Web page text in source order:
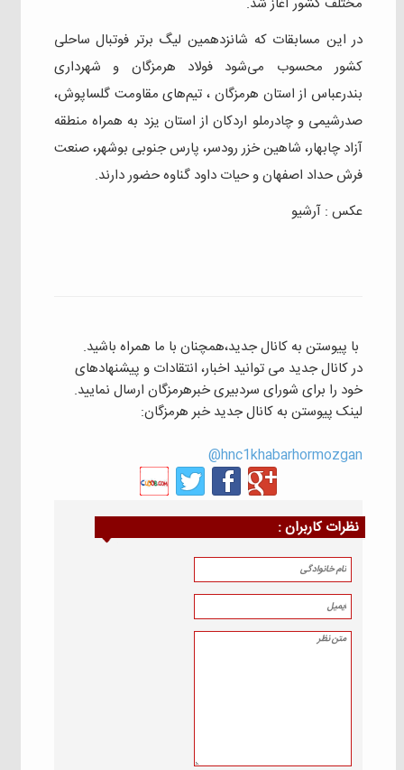
در این مسابقات که شانزدهمین لیگ برتر فوتبال ساحلی
کشور محسوب می‌شود فولاد هرمزگان و شهرداری
بندرعباس از استان هرمزگان ، تیم‌های مقاومت گلساپوش،
صدرشیمی و چادرملو اردکان از استان یزد به همراه منطقه
آزاد چابهار، شاهین خزر رودسر، پارس جنوبی بوشهر، صنعت
فرش حداد اصفهان و حیات داود گناوه حضور دارند.
عکس : آرشیو
با پیوستن به کانال جدید،همچنان با ما همراه باشید.
در کانال جدید می توانید اخبار، انتقادات و پیشنهادهای
خود را برای شورای سردبیری خبرهرمزگان ارسال نمایید.
لینک پیوستن به کانال جدید خبر هرمزگان:
hnc1khabarhormozgan@
نظرات كاربران :